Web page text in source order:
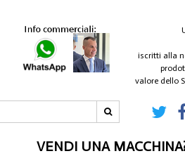
iscritti alla
valore dello
VENDI UNA